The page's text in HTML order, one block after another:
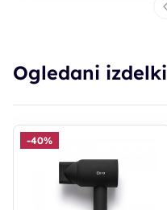
Ogledani izdelki
-40%